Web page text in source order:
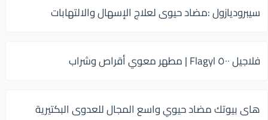
سيبروديازول :مضاد حيوى لعلاج الإسهال والالتهابات
فلاجيل ٥٠٠ Flagyl | مطهر معوي أقراص وشراب
هاى بيوتك مضاد حيوي واسع المجال للعدوى البكتيرية